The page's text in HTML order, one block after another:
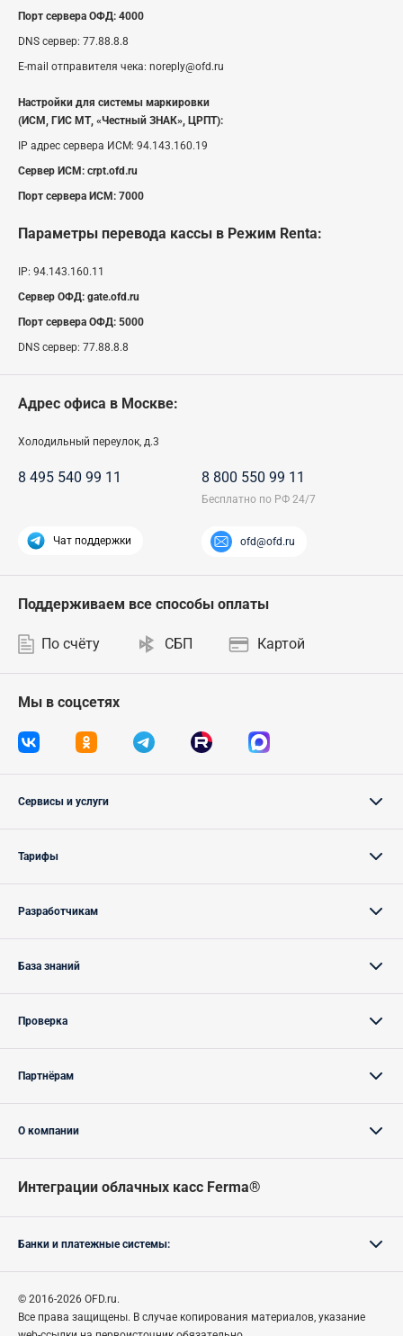
Порт сервера ОФД: 4000
DNS сервер: 77.88.8.8
E-mail отправителя чека: noreply@ofd.ru
Настройки для системы маркировки
(ИСМ, ГИС МТ, «Честный ЗНАК», ЦРПТ):
IP адрес сервера ИСМ: 94.143.160.19
Сервер ИСМ: crpt.ofd.ru
Порт сервера ИСМ: 7000
Параметры перевода кассы в Режим Renta:
IP: 94.143.160.11
Сервер ОФД: gate.ofd.ru
Порт сервера ОФД: 5000
DNS сервер: 77.88.8.8
Адрес офиса в Москве:
Холодильный переулок, д.3
8 495 540 99 11 8 800 550 99 11
Чат поддержки ofd@ofd.ru
Мы в соцсетях
Поддерживаем все способы оплаты
По счёту СБП Картой
Сервисы и услуги
Тарифы
Разработчикам
База знаний
Проверка
Партнёрам
О компании
Интеграции облачных касс Ferma®
Банки и платежные системы:
© 2016-2026 OFD.ru.
Все права защищены. В случае копирования материалов, указание